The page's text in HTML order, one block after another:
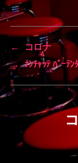
←
コロナ
→
ﾅﾝﾁｬｯﾃ ﾊﾞｰﾃﾝ